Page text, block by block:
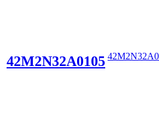
42M2N32A0105